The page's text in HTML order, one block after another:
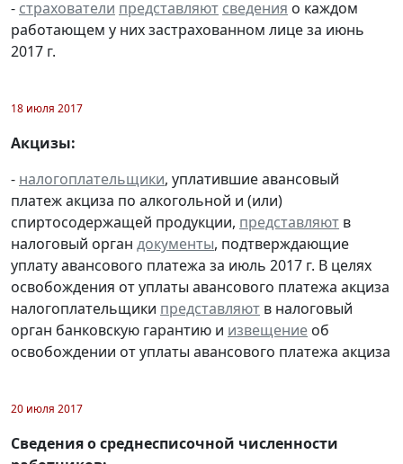
- страхователи представляют сведения о каждом
работающем у них застрахованном лице за июнь
2017 г.
18 июля 2017
Акцизы:
- налогоплательщики, уплатившие авансовый
платеж акциза по алкогольной и (или)
спиртосодержащей продукции, представляют в
налоговый орган документы, подтверждающие
уплату авансового платежа за июль 2017 г. В целях
освобождения от уплаты авансового платежа акциза
налогоплательщики представляют в налоговый
орган банковскую гарантию и извещение об
освобождении от уплаты авансового платежа акциза
20 июля 2017
Сведения о среднесписочной численности